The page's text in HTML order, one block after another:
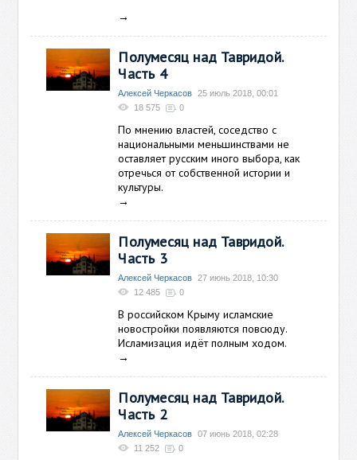
→
Полумесяц над Тавридой.
Часть 4
Алексей Черкасов
25 июль 2018, 00:01
18 575
0
По мнению властей, соседство с
национальными меньшинствами не
оставляет русским иного выбора, как
отречься от собственной истории и
культуры.
→
Полумесяц над Тавридой.
Часть 3
Алексей Черкасов
27 июнь 2018, 10:30
12 485
0
В российском Крыму исламские
новостройки появляются повсюду.
Исламизация идёт полным ходом.
→
Полумесяц над Тавридой.
Часть 2
Алексей Черкасов
07 июнь 2018, 02:28
11 252
0